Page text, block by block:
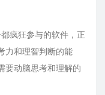
疯狂参与的软件，正
力和理智判断的能
要动脑思考和理解的